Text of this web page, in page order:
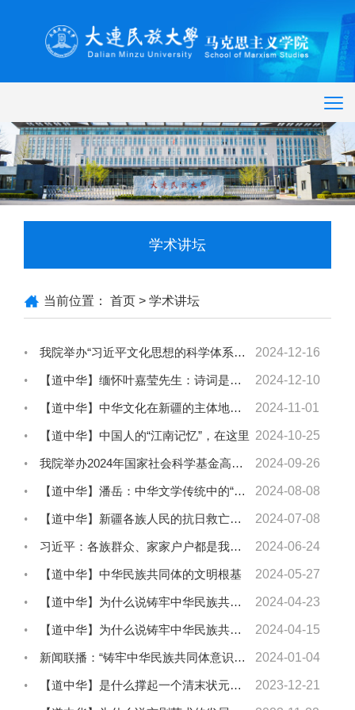
学术讲坛
当前位置： 首页 > 学术讲坛
我院举办“习近平文化思想的科学体系和理论创新”报告会 2024-12-16
【道中华】缅怀叶嘉莹先生：诗词是全体中华儿女的精神家园 2024-12-10
【道中华】中华文化在新疆的主体地位毋庸置疑 2024-11-01
【道中华】中国人的“江南记忆”，在这里 2024-10-25
我院举办2024年国家社会科学基金高校思想政治理论课研究专项申报指导交流会 2024-09-26
【道中华】潘岳：中华文学传统中的“多元”与“一体” 2024-08-08
【道中华】新疆各族人民的抗日救亡运动 2024-07-08
习近平：各族群众、家家户户都是我的牵挂 2024-06-24
【道中华】中华民族共同体的文明根基 2024-05-27
【道中华】为什么说铸牢中华民族共同体意识源自中国共产党的百年实践 2024-04-23
【道中华】为什么说铸牢中华民族共同体意识源自马克思主义民族融合理念与共同... 2024-04-15
新闻联播：“铸牢中华民族共同体意识文物古籍展”在北京展出 2024-01-04
【道中华】是什么撑起一个清末状元的实业救国梦想？ 2023-12-21